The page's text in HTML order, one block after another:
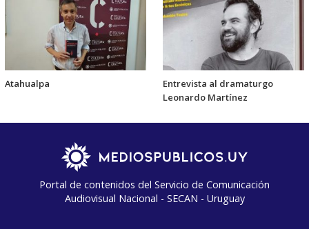
Atahualpa
Entrevista al dramaturgo
Leonardo Martínez
Portal de contenidos del Servicio de Comunicación
Audiovisual Nacional - SECAN - Uruguay